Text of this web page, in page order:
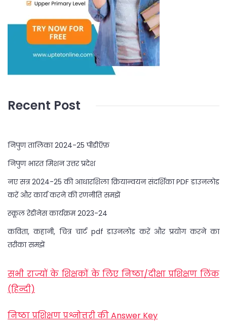
Recent Post
निपुण तालिका 2024-25 पीडीऍफ़
निपुण भारत मिशन उत्तर प्रदेश
नए सत्र 2024-25 की आधारशिला क्रियान्वयन संदर्शिका PDF डाउनलोड
करें और कार्य करने की रणनीति समझें
स्कूल रेडीनेस कार्यक्रम 2023-24
कविता, कहानी, चित्र चार्ट pdf डाउनलोड करें और प्रयोग करने का
तरीका समझें
सभी राज्यों के शिक्षकों के लिए निष्ठा/दीक्षा प्रशिक्षण लिंक
(हिन्दी)
निष्ठा प्रशिक्षण प्रश्नोत्तरी की Answer Key